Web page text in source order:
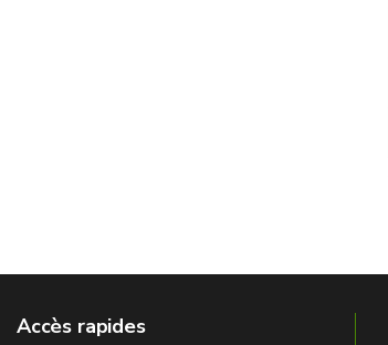
Accès rapides